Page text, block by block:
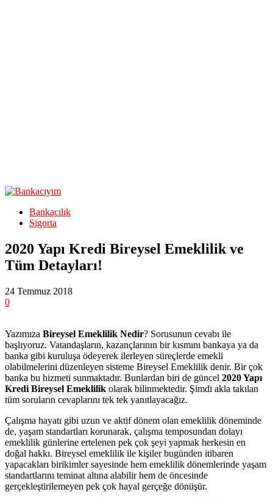
Bankacılık
Sigorta
2020 Yapı Kredi Bireysel Emeklilik ve
Tüm Detayları!
24 Temmuz 2018
0
Yazımıza Bireysel Emeklilik Nedir? Sorusunun cevabı ile
başlıyoruz. Vatandaşların, kazançlarının bir kısmını bankaya ya da
banka gibi kuruluşa ödeyerek ilerleyen süreçlerde emekli
olabilmelerini düzenleyen sisteme Bireysel Emeklilik denir. Bir çok
banka bu hizmeti sunmaktadır. Bunlardan biri de güncel 2020 Yapı
Kredi Bireysel Emeklilik olarak bilinmektedir. Şimdi akla takılan
tüm soruların cevaplarını tek tek yanıtlayacağız.
Çalışma hayatı gibi uzun ve aktif dönem olan emeklilik döneminde
de, yaşam standartları korunarak, çalışma temposundan dolayı
emeklilik günlerine ertelenen pek çok şeyi yapmak herkesin en
doğal hakkı. Bireysel emeklilik ile kişiler bugünden itibaren
yapacakları birikimler sayesinde hem emeklilik dönemlerinde yaşam
standartlarını teminat altına alabilir hem de öncesinde
gerçekleştirilemeyen pek çok hayal gerçeğe dönüşür.